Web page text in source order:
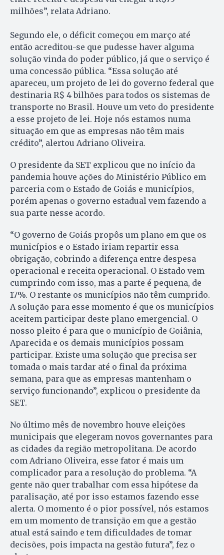
milhões”, relata Adriano.
Segundo ele, o déficit começou em março até
então acreditou-se que pudesse haver alguma
solução vinda do poder público, já que o serviço é
uma concessão pública. “Essa solução até
apareceu, um projeto de lei do governo federal que
destinaria R$ 4 bilhões para todos os sistemas de
transporte no Brasil. Houve um veto do presidente
a esse projeto de lei. Hoje nós estamos numa
situação em que as empresas não têm mais
crédito”, alertou Adriano Oliveira.
O presidente da SET explicou que no início da
pandemia houve ações do Ministério Público em
parceria com o Estado de Goiás e municípios,
porém apenas o governo estadual vem fazendo a
sua parte nesse acordo.
“O governo de Goiás propôs um plano em que os
municípios e o Estado iriam repartir essa
obrigação, cobrindo a diferença entre despesa
operacional e receita operacional. O Estado vem
cumprindo com isso, mas a parte é pequena, de
17%. O restante os municípios não têm cumprido.
A solução para esse momento é que os municípios
aceitem participar deste plano emergencial. O
nosso pleito é para que o município de Goiânia,
Aparecida e os demais municípios possam
participar. Existe uma solução que precisa ser
tomada o mais tardar até o final da próxima
semana, para que as empresas mantenham o
serviço funcionando”, explicou o presidente da
SET.
No último mês de novembro houve eleições
municipais que elegeram novos governantes para
as cidades da região metropolitana. De acordo
com Adriano Oliveira, esse fator é mais um
complicador para a resolução do problema. “A
gente não quer trabalhar com essa hipótese da
paralisação, até por isso estamos fazendo esse
alerta. O momento é o pior possível, nós estamos
em um momento de transição em que a gestão
atual está saindo e tem dificuldades de tomar
decisões, pois impacta na gestão futura”, fez o